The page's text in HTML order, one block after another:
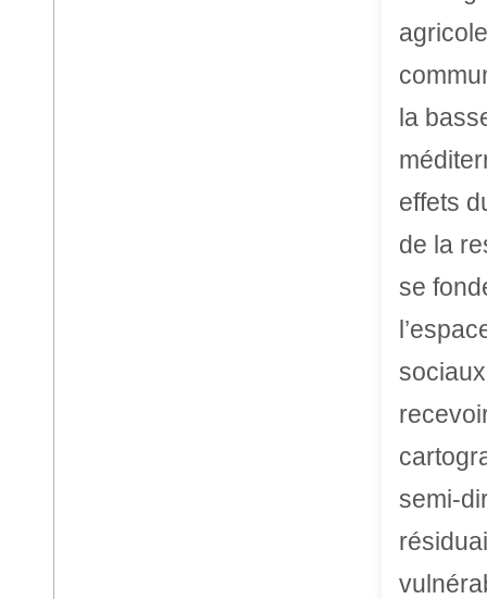
la
effets
de la
se
semi-